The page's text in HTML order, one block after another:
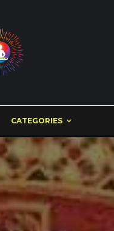
CATEGORIES